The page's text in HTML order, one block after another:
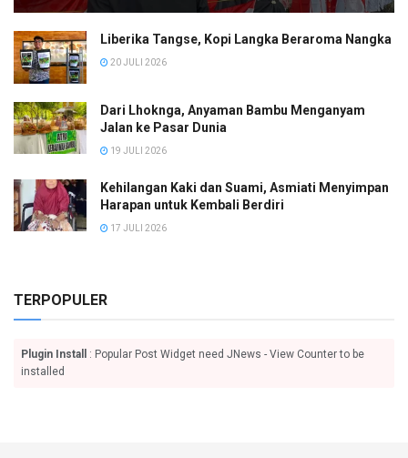
Liberika Tangse, Kopi Langka Beraroma Nangka
20 JULI 2026
Dari Lhoknga, Anyaman Bambu Menganyam
Jalan ke Pasar Dunia
19 JULI 2026
Kehilangan Kaki dan Suami, Asmiati Menyimpan
Harapan untuk Kembali Berdiri
17 JULI 2026
TERPOPULER
Plugin Install
: Popular Post Widget need JNews - View Counter to be
installed